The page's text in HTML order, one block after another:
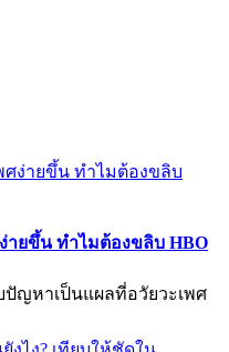
ายขึ้น ทำไมต้องขลิบ HBO
ญหาเป็นแผลที่อวัยวะเพศ